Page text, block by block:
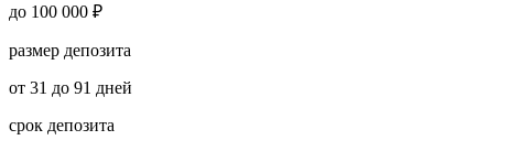
до 100 000 ₽
размер депозита
от 31 до 91 дней
срок депозита